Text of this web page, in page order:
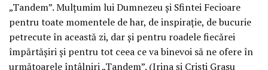
„Tandem”. Mulțumim lui Dumnezeu și Sfintei Fecioare
pentru toate momentele de har, de inspirație, de bucurie
petrecute în această zi, dar și pentru roadele fiecărei
împărtășiri și pentru tot ceea ce va binevoi să ne ofere în
următoarele întâlniri „Tandem”. (Irina și Cristi Grasu